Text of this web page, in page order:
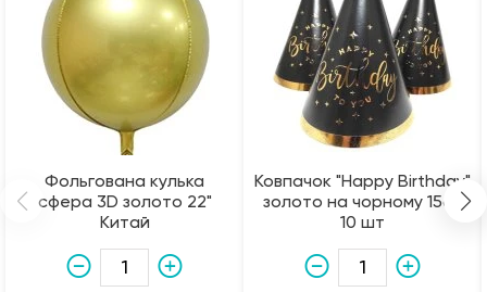
Фольгована кулька
сфера 3D золото 22"
Китай
Ковпачок "Happy Birthday"
золото на чорному 15см
10 шт